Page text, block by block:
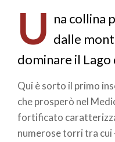
pane
U na collina
dalle
dominare il Lago
Qui è sorto il primo
che prosperò nel
fortificato
numerose torri tra cui